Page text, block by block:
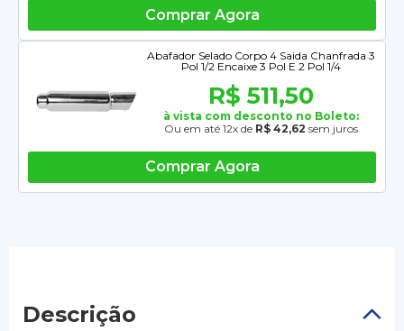
Comprar Agora
Abafador Selado Corpo 4 Saida Chanfrada 3
Pol 1/2 Encaixe 3 Pol E 2 Pol 1/4
R$ 511,50
à vista com desconto no Boleto:
Ou em até 12x de R$ 42,62 sem juros
Comprar Agora
Descrição